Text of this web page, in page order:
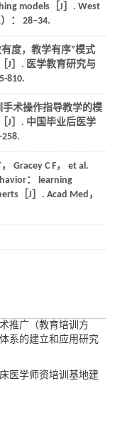
models［J］. West
： 28–34.
度，教学有序”模式
J］. 医学教育研究与
810.
术操作指导教学的模
J］. 中国毕业后医学
， Gracey C F， et al .
： learning
［J］. Acad Med ，
推广（教育培训方
系的建立和应用研究
医学师资培训基地建